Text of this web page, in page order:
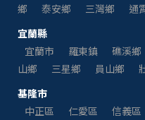
鄉
泰安鄉 三灣鄉 通
宜蘭縣
宜蘭市
羅東鎮 礁溪鄉
山鄉
三星鄉 員山鄉
基隆市
中正區
仁愛區 信義區